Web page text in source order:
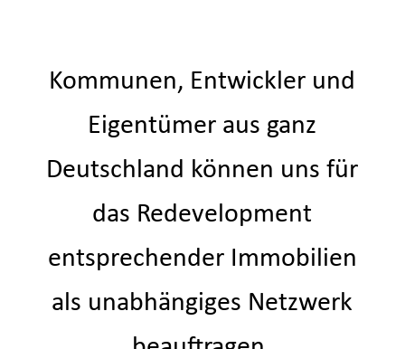
Kommunen, Entwickler und
Eigentümer aus ganz
Deutschland können uns für
das Redevelopment
entsprechender Immobilien
als unabhängiges Netzwerk